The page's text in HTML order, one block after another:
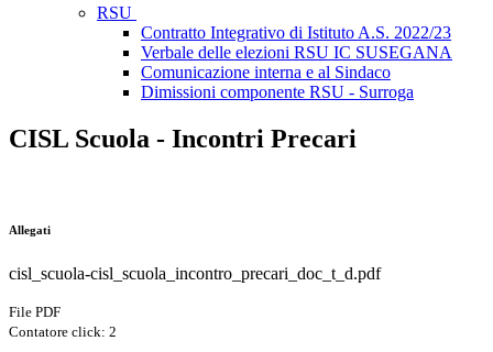
RSU
Contratto Integrativo di Istituto A.S. 2022/23
Verbale delle elezioni RSU IC SUSEGANA
Comunicazione interna e al Sindaco
Dimissioni componente RSU - Surroga
CISL Scuola - Incontri Precari
Allegati
cisl_scuola-cisl_scuola_incontro_precari_doc_t_d.pdf
File PDF
Contatore click: 2